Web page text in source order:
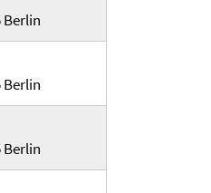
Berlin
Berlin
Berlin